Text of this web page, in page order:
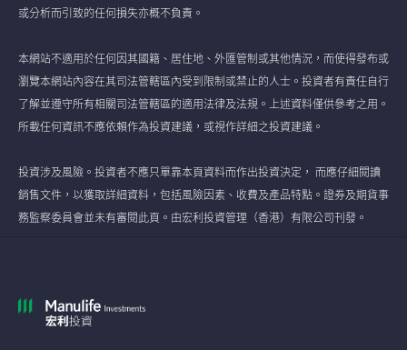
或分析而引致的任何損失亦概不負責。
本網站不適用於任何因其國籍、居住地、外匯管制或其他情況，而使得發布或
瀏覽本網站內容在其司法管轄區內受到限制或禁止的人士。投資者有責任自行
了解並遵守所有相關司法管轄區的適用法律及法規。上述資料僅供參考之用。
所載任何資訊不應依賴作為投資建議，或視作詳細之投資建議。
投資涉及風險。投資者不應只單靠本頁資料而作出投資決定， 而應仔細閱讀
銷售文件，以獲取詳細資料，包括風險因素、收費及產品特點。證券及期貨事
務監察委員會並未有審閱此頁。由宏利投資管理（香港）有限公司刊發。